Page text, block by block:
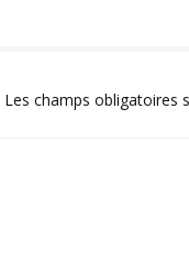
Les champs obligatoires